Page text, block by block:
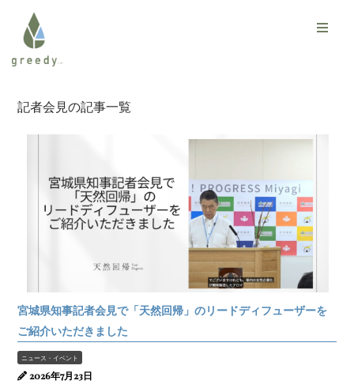
記者会見の記事一覧
宮城県知事記者会見で「天然回帰」のリードディフューザーを
ご紹介いただきました
ニュース・イベント
2026年7月23日